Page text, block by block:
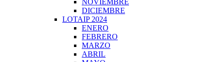
NOVIEMBRE
DICIEMBRE
LOTAIP 2024
ENERO
FEBRERO
MARZO
ABRIL